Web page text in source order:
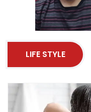
LIFE STYLE